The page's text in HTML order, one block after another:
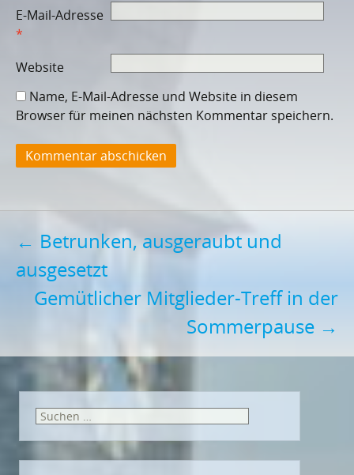
E-Mail-Adresse
*
Website
Name, E-Mail-Adresse und Website in diesem
Browser für meinen nächsten Kommentar speichern.
Post
navigation
← Betrunken, ausgeraubt und
ausgesetzt
Gemütlicher Mitglieder-Treff in der
Sommerpause →
Suchen